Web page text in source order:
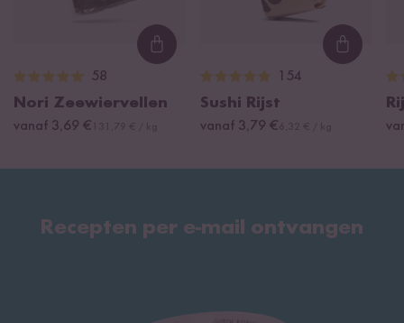
Loading...
58
Nori Zeewiervellen
vanaf 3,69 €
154
Sushi Rijst
vanaf 3,79 €
Recepten per e-mail ontvangen